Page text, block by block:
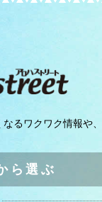
るワクワク情報や、
ら選ぶ